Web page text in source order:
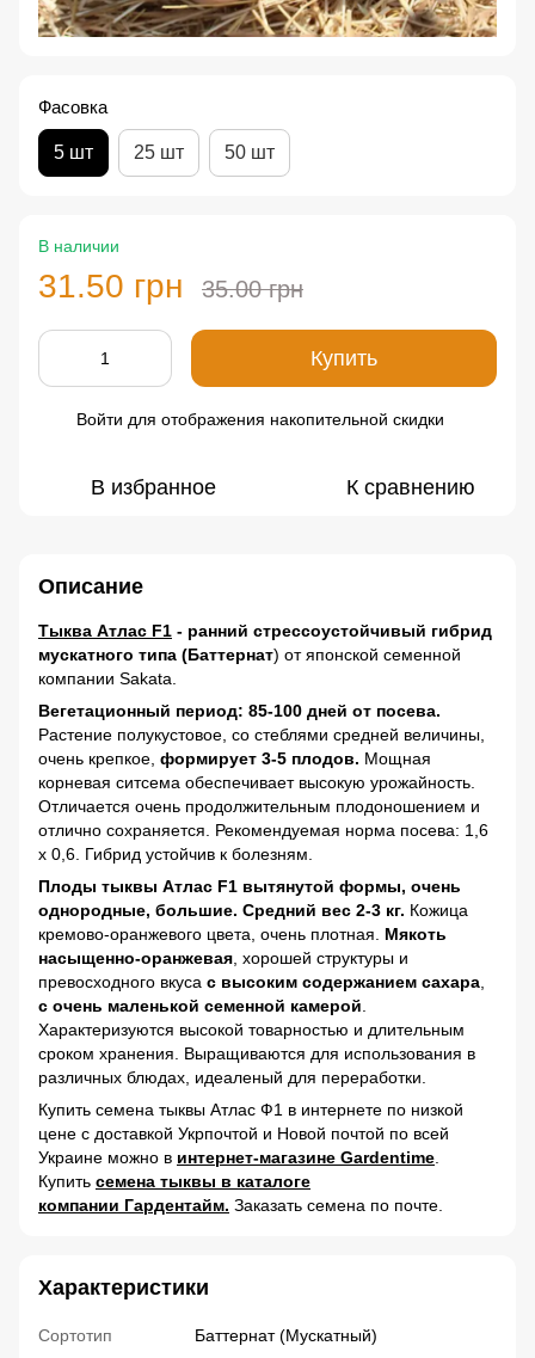
Фасовка
5 шт 25 шт 50 шт
В наличии
31.50 грн 35.00 грн
Купить
Войти для отображения накопительной скидки
В избранное К сравнению
Описание
Тыква Атлас F1 - ранний стрессоустойчивый гибрид
мускатного типа (Баттернат) от японской семенной
компании Sakata.
Вегетационный период: 85-100 дней от посева.
Растение полукустовое, со стеблями средней величины,
очень крепкое, формирует 3-5 плодов. Мощная
корневая ситсема обеспечивает высокую урожайность.
Отличается очень продолжительным плодоношением и
отлично сохраняется. Рекомендуемая норма посева: 1,6
х 0,6. Гибрид устойчив к болезням.
Плоды тыквы Атлас F1 вытянутой формы, очень
однородные, большие. Средний вес 2-3 кг. Кожица
кремово-оранжевого цвета, очень плотная. Мякоть
насыщенно-оранжевая , хорошей структуры и
превосходного вкуса с высоким содержанием сахара
с очень маленькой семенной камерой
Характеризуются высокой товарностью и длительным
сроком хранения. Выращиваются для использования в
различных блюдах, идеаленый для переработки.
Купить семена тыквы Атлас Ф1 в интернете по низкой
цене с доставкой Укрпочтой и Новой почтой по всей
Украине можно в интернет-магазине Gardentime
Купить семена тыквы в каталоге
компании Гардентайм. Заказать семена по почте.
Характеристики
Сортотип Баттернат (Мускатный)